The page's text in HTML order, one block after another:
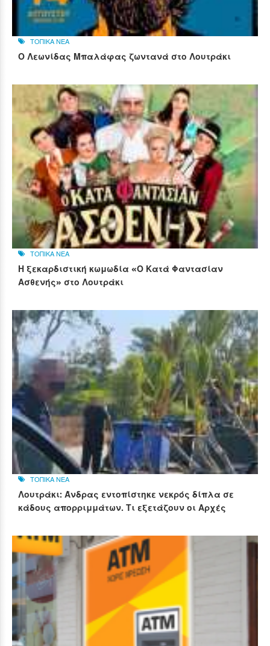
ΤΟΠΙΚΑ ΝΕΑ
Ο Λεωνίδας Μπαλάφας ζωντανά στο Λουτράκι
ΤΟΠΙΚΑ ΝΕΑ
Η ξεκαρδιστική κωμωδία «Ο Κατά Φαντασίαν
Ασθενής» στο Λουτράκι
ΤΟΠΙΚΑ ΝΕΑ
Λουτράκι: Άνδρας εντοπίστηκε νεκρός δίπλα σε
κάδους απορριμμάτων. Τι εξετάζουν οι Αρχές